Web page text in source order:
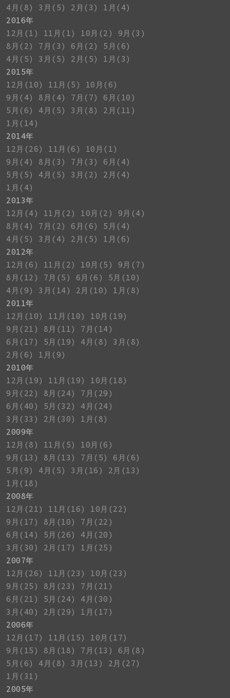
4月(8)
3月(5) 2月(3)
1月(4)
2016年
12月(1)
11月(1) 10月(2)
9月(3)
8月(2)
7月(3) 6月(2)
5月(6)
4月(5)
3月(5) 2月(5)
1月(3)
2015年
12月(10)
11月(5)
10月(6)
9月(4)
8月(4) 7月(7)
6月(10)
5月(6)
4月(5) 3月(8)
2月(11)
1月(14)
2014年
12月(26)
11月(6)
10月(1)
9月(4)
8月(3) 7月(3)
6月(4)
5月(5)
4月(5) 3月(2)
2月(4)
1月(4)
2013年
12月(4)
11月(2) 10月(2)
9月(4)
8月(4)
7月(2) 6月(6)
5月(4)
4月(5)
3月(4) 2月(5)
1月(6)
2012年
12月(6)
11月(2) 10月(5)
9月(7)
8月(12)
7月(5) 6月(6)
5月(10)
4月(9)
3月(14) 2月(10)
1月(8)
2011年
12月(10)
11月(10)
10月(19)
9月(21)
8月(11)
7月(14)
6月(17)
5月(19) 4月(8)
3月(8)
2月(6)
1月(9)
2010年
12月(19)
11月(19)
10月(18)
9月(22)
8月(24)
7月(29)
6月(40)
5月(32)
4月(24)
3月(33)
2月(30)
1月(8)
2009年
12月(8)
11月(5)
10月(6)
9月(13)
8月(13) 7月(5)
6月(6)
5月(9)
4月(5) 3月(16)
2月(13)
1月(18)
2008年
12月(21)
11月(16)
10月(22)
9月(17)
8月(10)
7月(22)
6月(14)
5月(26)
4月(20)
3月(30)
2月(17)
1月(25)
2007年
12月(26)
11月(23)
10月(23)
9月(25)
8月(23)
7月(21)
6月(21)
5月(24)
4月(30)
3月(40)
2月(29)
1月(17)
2006年
12月(17)
11月(15)
10月(17)
9月(15)
8月(18) 7月(13)
6月(8)
5月(6)
4月(8) 3月(13)
2月(27)
1月(31)
2005年